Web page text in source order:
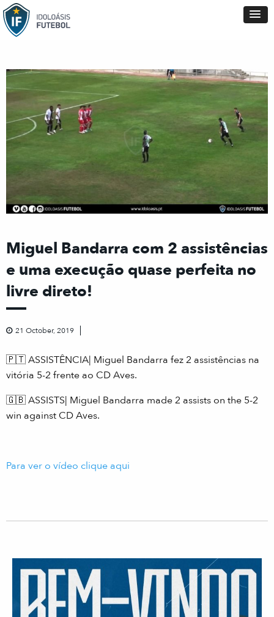
Miguel Bandarra com 2 assistências
e uma execução quase perfeita no
livre direto!
21 October, 2019
🇵🇹 ASSISTÊNCIA| Miguel Bandarra fez 2 assistências na
vitória 5-2 frente ao CD Aves.
🇬🇧 ASSISTS| Miguel Bandarra made 2 assists on the 5-2
win against CD Aves.
Para ver o vídeo clique aqui